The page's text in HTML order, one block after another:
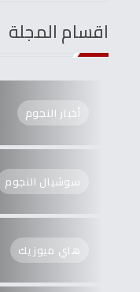
اقسام المجلة
أخبار النجوم
سوشيال النجوم
هاي ميوزيك